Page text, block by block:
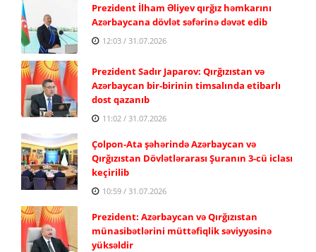
Prezident İlham Əliyev qırğız həmkarını
Azərbaycana dövlət səfərinə dəvət edib
12:03 / 31.07.2026
Prezident Sadır Japarov: Qırğızıstan və
Azərbaycan bir-birinin timsalında etibarlı
dost qazanıb
11:02 / 31.07.2026
Çolpon-Ata şəhərində Azərbaycan və
Qırğızıstan Dövlətlərarası Şuranın 3-cü iclası
keçirilib
10:59 / 31.07.2026
Prezident: Azərbaycan və Qırğızıstan
münasibətlərini müttəfiqlik səviyyəsinə
yüksəldir